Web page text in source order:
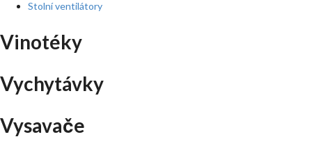
Stolní ventilátory
Vinotéky
Vychytávky
Vysavače